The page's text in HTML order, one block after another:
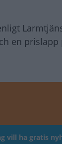
en prislapp